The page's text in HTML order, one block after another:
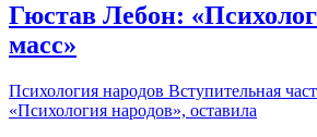
Гюстав Лебон:
масс»
Психология народов Вступительная
«Психология народов», оставила